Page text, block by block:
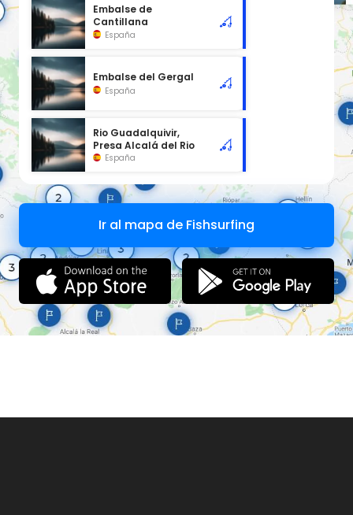
Embalse de
Cantillana
España
Embalse del Gergal
España
Rio Guadalquivir,
Presa Alcalá del Rio
España
Ir al mapa de Fishsurfing